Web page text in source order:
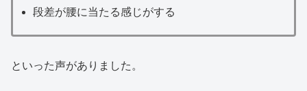
段差が腰に当たる感じがする
といった声がありました。